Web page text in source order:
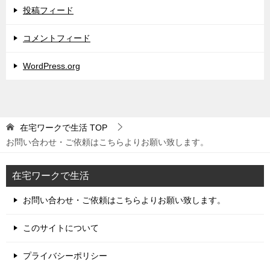
投稿フィード
コメントフィード
WordPress.org
在宅ワークで生活 TOP
お問い合わせ・ご依頼はこちらよりお願い致します。
在宅ワークで生活
お問い合わせ・ご依頼はこちらよりお願い致します。
このサイトについて
プライバシーポリシー